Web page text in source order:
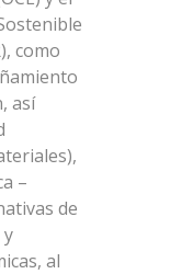
como
así
–
de
y
al